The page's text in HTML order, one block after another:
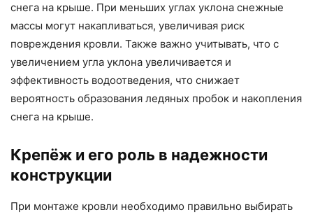
снега на крыше. При меньших углах уклона снежные
массы могут накапливаться, увеличивая риск
повреждения кровли. Также важно учитывать, что с
увеличением угла уклона увеличивается и
эффективность водоотведения, что снижает
вероятность образования ледяных пробок и накопления
снега на крыше.
Крепёж и его роль в надежности
конструкции
При монтаже кровли необходимо правильно выбирать